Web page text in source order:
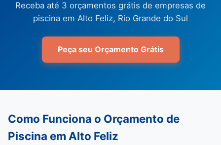
Receba até 3 orçamentos grátis de empresas de
piscina em Alto Feliz, Rio Grande do Sul
Peça seu Orçamento Grátis
Como Funciona o Orçamento de
Piscina em Alto Feliz